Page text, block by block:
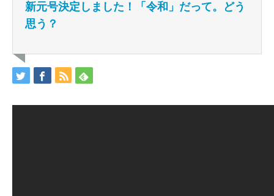
新元号決定しました！「令和」だって。どう
思う？